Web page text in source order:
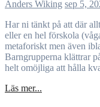
Anders Wiking sep 5,
Har ni tänkt på att där alltid finns minst en avdelning, ett arbetslag
eller en hel förskola
metaforiskt men även
Barngrupperna klättrar
helt omöjliga att hålla
Läs mer...